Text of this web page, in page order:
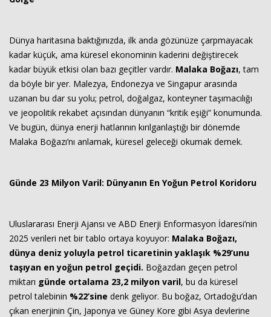
Dünya haritasına baktığınızda, ilk anda gözünüze çarpmayacak
kadar küçük, ama küresel ekonominin kaderini değiştirecek
kadar büyük etkisi olan bazı geçitler vardır. Malaka Boğazı, tam
da böyle bir yer. Malezya, Endonezya ve Singapur arasında
uzanan bu dar su yolu; petrol, doğalgaz, konteyner taşımacılığı
ve jeopolitik rekabet açısından dünyanın “kritik eşiği” konumunda.
Ve bugün, dünya enerji hatlarının kırılganlaştığı bir dönemde
Malaka Boğazı’nı anlamak, küresel geleceği okumak demek.
Günde 23 Milyon Varil: Dünyanın En Yoğun Petrol Koridoru
Uluslararası Enerji Ajansı ve ABD Enerji Enformasyon İdaresi’nin
2025 verileri net bir tablo ortaya koyuyor: Malaka Boğazı,
dünya deniz yoluyla petrol ticaretinin yaklaşık %29’unu
taşıyan en yoğun petrol geçidi. Boğazdan geçen petrol
miktarı günde ortalama 23,2 milyon varil, bu da küresel
petrol talebinin %22’sine denk geliyor. Bu boğaz, Ortadoğu’dan
çıkan enerjinin Çin, Japonya ve Güney Kore gibi Asya devlerine